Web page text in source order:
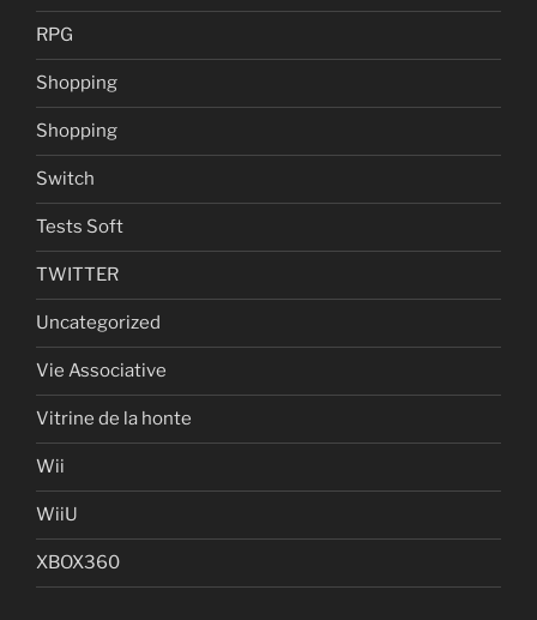
RPG
Shopping
Shopping
Switch
Tests Soft
TWITTER
Uncategorized
Vie Associative
Vitrine de la honte
Wii
WiiU
XBOX360